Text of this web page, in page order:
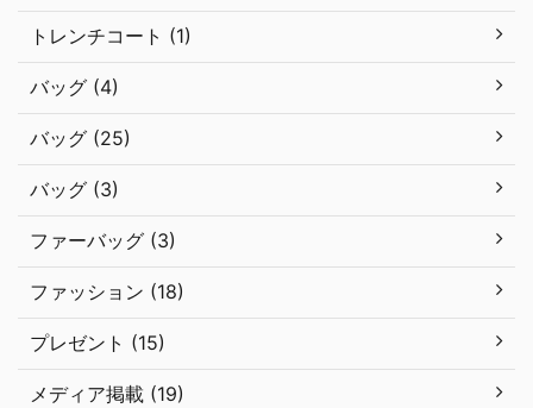
トレンチコート (1)
バッグ (4)
バッグ (25)
バッグ (3)
ファーバッグ (3)
ファッション (18)
プレゼント (15)
メディア掲載 (19)